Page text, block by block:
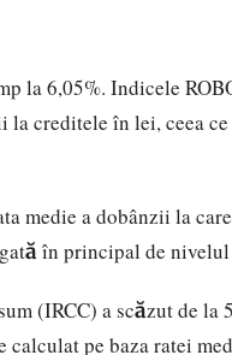
la 6,05%. Indicele
creditele în lei, ceea
medie a dobânzii la
în principal de
(IRCC) a scăzut de la
calculat pe baza ratei